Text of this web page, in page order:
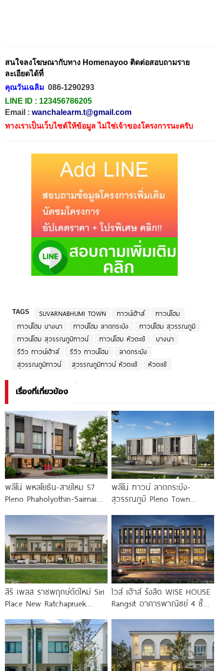
สนใจลงโฆษณากับทาง Homenayoo ติดต่อสอบถามราย
ละเอียดได้ที่
คุณวันเฉลิม 086-1290293
LINE ID : 123456786205
Email : wanchalearm.t@gmail.com
ทางเราเป็นเว็บไซต์ให้ข้อมูล ไม่ใช่เจ้าของโครงการนะครับ
TAGS SUVARNABHUMI TOWN ทาวน์เฮ้าส์
ทาวน์โฮม
ทาวน์โฮม บางนา
ทาวน์โฮม ลาดกระบัง
ทาวน์โฮม สุวรรณภูมิ
ทาวน์โฮม สุวรรณภูมิทาวน์
ทาวน์โฮม หัวตะเข้
บางนา
รีวิว ทาวน์เฮ้าส์
รีวิว ทาวน์โฮม
ลาดกระบัง
สุวรรณภูมิทาวน์
สุวรรณภูมิทาวน์ หัวตะเข้ หัวตะเข้
เรื่องที่เกี่ยวข้อง
พลีโน่ พหลโยธิน-สายไหม 57
Pleno Phaholyothin-Saimai
ใหม่จาก AP ทำเลใจกลาง
สายไหม ใกล้
พลีโน่ ทาวน์ ลาดกระบัง-
สุวรรณภูมิ Pleno Town
ทาวน์โฮมและบ้านแฝดใหม่ ใกล้นิ
คมฯ ลาดกระบัง และสนามบิน
สุวรรณภูมิ
สิริ เพลส ราชพฤกษ์ตัดใหม่ Siri
Place New Ratchapruek
ไวส์ เฮ้าส์ รังสิต WISE HOUSE
Rangsit อาคารพาณิชย์ 4 ชั้น